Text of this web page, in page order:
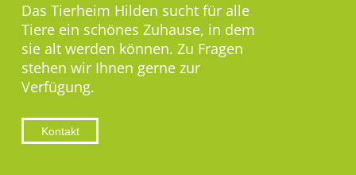
Das Tierheim Hilden sucht für alle
Tiere ein schönes Zuhause, in dem
sie alt werden können. Zu Fragen
stehen wir Ihnen gerne zur
Verfügung.
Kontakt